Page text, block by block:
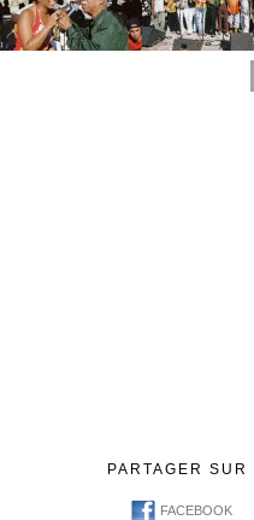
PARTAGER SUR
FACEBOOK